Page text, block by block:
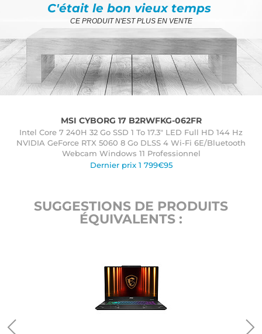
C'était le bon vieux temps
CE PRODUIT N'EST PLUS EN VENTE
MSI CYBORG 17 B2RWFKG-062FR
Intel Core 7 240H 32 Go SSD 1 To 17.3" LED Full HD 144 Hz
NVIDIA GeForce RTX 5060 8 Go DLSS 4 Wi-Fi 6E/Bluetooth
Webcam Windows 11 Professionnel
Dernier prix 1 799€95
SUGGESTIONS DE PRODUITS
ÉQUIVALENTS :